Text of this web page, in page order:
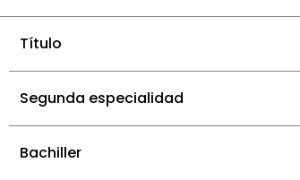
Título
Segunda especialidad
Bachiller